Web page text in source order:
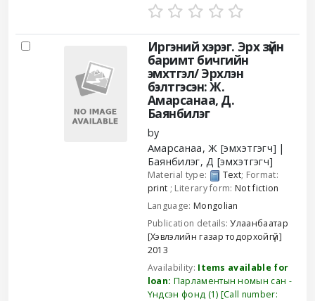
Иргэний хэрэг. Эрх зүйн
баримт бичгийн
эмхтгэл/Эрхлэн
бэлтгэсэн: Ж.
Амарсанаа, Д.
Баянбилэг
by
Амарсанаа, Ж [эмхэтгэгч]
Баянбилэг, Д [эмхэтгэгч]
Material type: Text; Format:
print ; Literary form:Not fiction
Language: Mongolian
Publication details:Улаанбаатар
[Хэвлэлийн газар тодорхойгүй]
2013
Availability: Items available for
loan: Парламентын номын сан -
Үндсэн фонд (1) Call number: